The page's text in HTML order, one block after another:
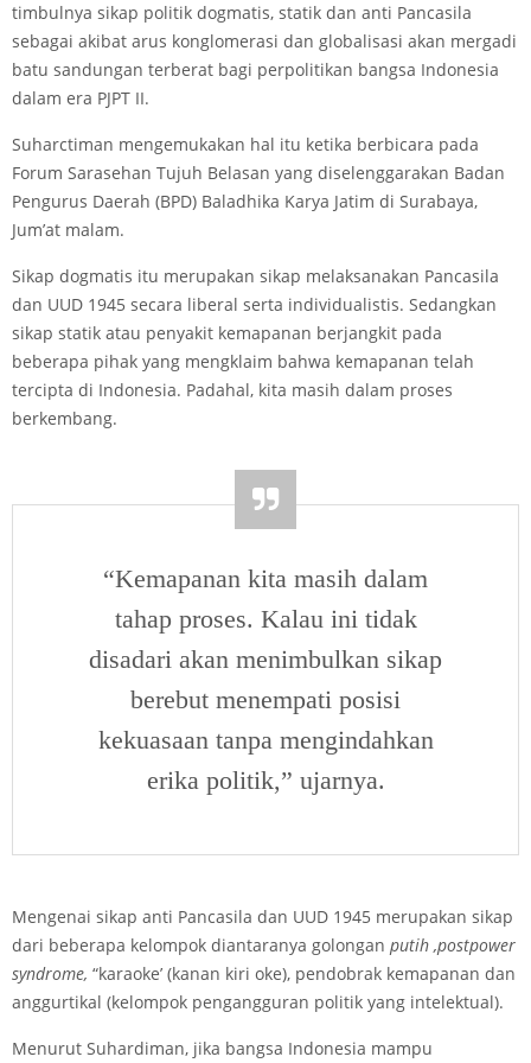
timbulnya sikap politik dogmatis, statik dan anti Pancasila
sebagai akibat arus konglomerasi dan globalisasi akan mergadi
batu sandungan terberat bagi perpolitikan bangsa Indonesia
dalam era PJPT II.
Suharctiman mengemukakan hal itu ketika berbicara pada
Forum Sarasehan Tujuh Belasan yang diselenggarakan Badan
Pengurus Daerah (BPD) Baladhika Karya Jatim di Surabaya,
Jum’at malam.
Sikap dogmatis itu merupakan sikap melaksanakan Pancasila
dan UUD 1945 secara liberal serta individualistis. Sedangkan
sikap statik atau penyakit kemapanan berjangkit pada
beberapa pihak yang mengklaim bahwa kemapanan telah
tercipta di Indonesia. Padahal, kita masih dalam proses
berkembang.
“Kemapanan kita masih dalam
tahap proses. Kalau ini tidak
disadari akan menimbulkan sikap
berebut menempati posisi
kekuasaan tanpa mengindahkan
erika politik,” ujarnya.
Mengenai sikap anti Pancasila dan UUD 1945 merupakan sikap
dari beberapa kelompok diantaranya golongan putih ,postpower
syndrome, “karaoke’ (kanan kiri oke), pendobrak kemapanan dan
anggurtikal (kelompok pengangguran politik yang intelektual).
Menurut Suhardiman, jika bangsa Indonesia mampu